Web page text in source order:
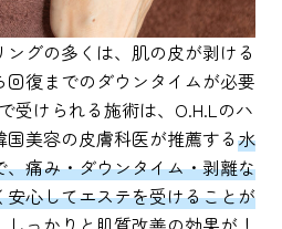
グの多くは、肌の皮が剥ける
回復までのダウンタイムが必要
受けられる施術は、O.H.Lのハ
美容の皮膚科医が推薦する水
痛み・ダウンタイム・剥離な
心してエステを受けることが